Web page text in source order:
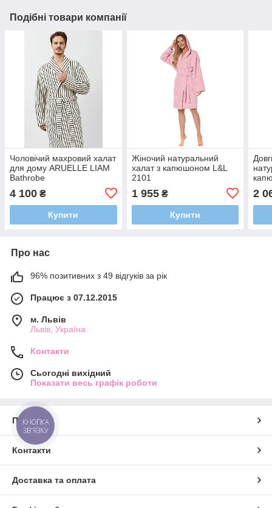
Подібні товари компанії
Чоловічий махровий халат
для дому ARUELLE LIAM
Bathrobe
4 100 ₴
Купити
Жіночий натуральний
халат з капюшоном L&L
2101
1 955₴
Купити
2
Про нас
96% позитивних з 49 відгуків за рік
Працює з 07.12.2015
м. Львів
Львів, Україна
Контакти
Сьогодні вихідний
Показати весь графік роботи
Про нас
Контакти
Доставка та оплата
КНОПКА
ЗВ'ЯЗКУ